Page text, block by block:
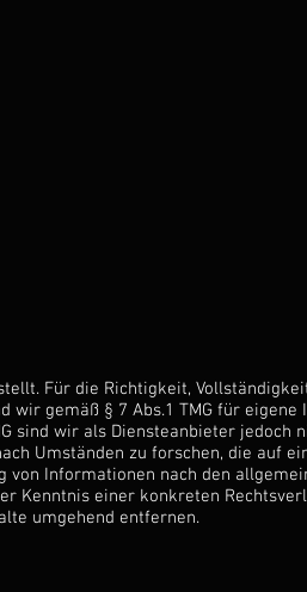
Für die Richtigkeit,
gemäß § 7 Abs.1 TMG für
sind wir als Diensteanbieter
Umständen zu forschen, die auf
Informationen nach den
Kenntnis einer konkreten
umgehend entfernen.